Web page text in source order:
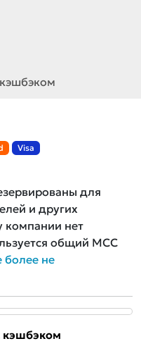
Visa
для
и других
компании нет
общий MCC
более не
кэшбэком